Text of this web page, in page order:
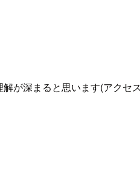
深まると思います(アクセ